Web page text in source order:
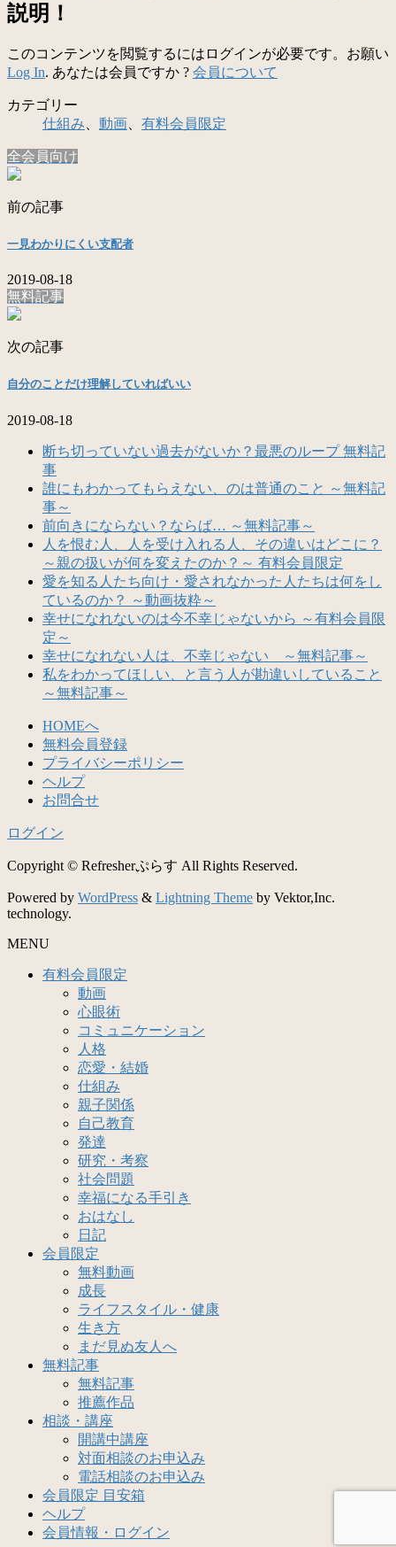
説明！
このコンテンツを閲覧するにはログインが必要です。お願い
Log In. あなたは会員ですか ? 会員について
カテゴリー
仕組み
動画 有料会員限定
全会員向け
前の記事
一見わかりにくい支配者
2019-08-18
無料記事
次の記事
自分のことだけ理解していればいい
2019-08-18
断ち切っていない過去がないか？最悪のループ 無料記
事
誰にもわかってもらえない、のは普通のこと ～無料記
事～
前向きにならない？ならば… ～無料記事～
人を恨む人、人を受け入れる人、その違いはどこに？
～親の扱いが何を変えたのか？～ 有料会員限定
愛を知る人たち向け・愛されなかった人たちは何をし
ているのか？ ～動画抜粋～
幸せになれないのは今不幸じゃないから ～有料会員限
定～
幸せになれない人は、不幸じゃない ～無料記事～
私をわかってほしい、と言う人が勘違いしていること
～無料記事～
HOMEへ
無料会員登録
プライバシーポリシー
ヘルプ
お問合せ
ログイン
Copyright © Refresherぷらす All Rights Reserved.
Powered by WordPress & Lightning Theme by Vektor,Inc.
technology.
MENU
有料会員限定
動画
心眼術
コミュニケーション
人格
恋愛・結婚
仕組み
親子関係
自己教育
発達
研究・考察
社会問題
幸福になる手引き
おはなし
日記
会員限定
無料動画
成長
ライフスタイル・健康
生き方
まだ見ぬ友人へ
無料記事
無料記事
推薦作品
相談・講座
開講中講座
対面相談のお申込み
電話相談のお申込み
会員限定 目安箱
ヘルプ
会員情報・ログイン